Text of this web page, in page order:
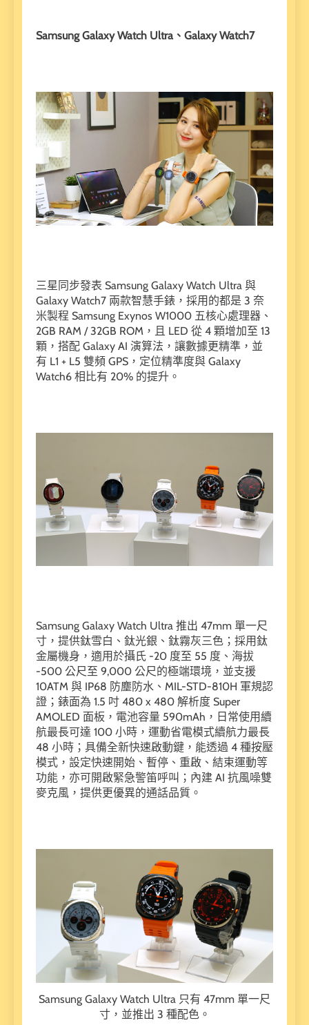
Samsung Galaxy Watch Ultra、Galaxy Watch7
三星同步發表 Samsung Galaxy Watch Ultra 與
Galaxy Watch7 兩款智慧手錶，採用的都是 3 奈
米製程 Samsung Exynos W1000 五核心處理器、
2GB RAM / 32GB ROM，且 LED 從 4 顆增加至 13
顆，搭配 Galaxy AI 演算法，讓數據更精準，並
有 L1 + L5 雙頻 GPS，定位精準度與 Galaxy
Watch6 相比有 20% 的提升。
Samsung Galaxy Watch Ultra 推出 47mm 單一尺
寸，提供鈦雪白、鈦光銀、鈦霧灰三色；採用鈦
金屬機身，適用於攝氏 -20 度至 55 度、海拔
-500 公尺至 9,000 公尺的極端環境，並支援
10ATM 與 IP68 防塵防水、MIL-STD-810H 軍規認
證；錶面為 1.5 吋 480 x 480 解析度 Super
AMOLED 面板，電池容量 590mAh，日常使用續
航最長可達 100 小時，運動省電模式續航力最長
48 小時；具備全新快速啟動鍵，能透過 4 種按壓
模式，設定快速開始、暫停、重啟、結束運動等
功能，亦可開啟緊急警笛呼叫；內建 AI 抗風噪雙
麥克風，提供更優異的通話品質。
Samsung Galaxy Watch Ultra 只有 47mm 單一尺
寸，並推出 3 種配色。